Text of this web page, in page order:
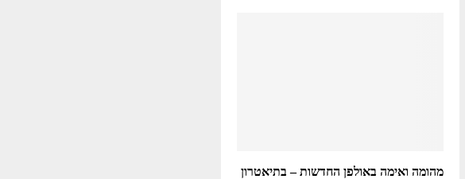
מהומה ואימה באולפן החדשות – בתיאטרון